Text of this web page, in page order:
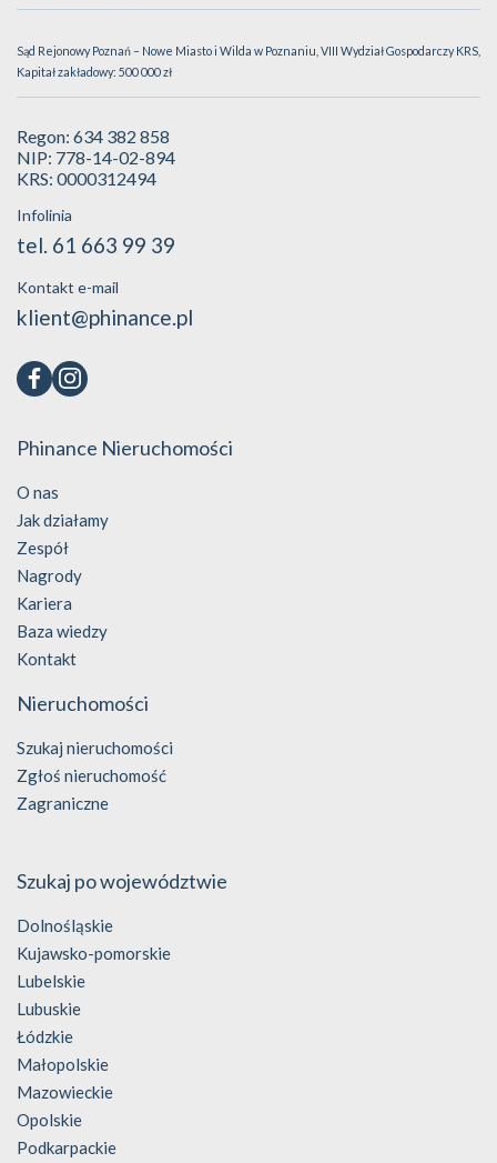
Sąd Rejonowy Poznań – Nowe Miasto i Wilda w Poznaniu, VIII Wydział Gospodarczy KRS,
Kapitał zakładowy: 500 000 zł
Regon: 634 382 858
NIP: 778-14-02-894
KRS: 0000312494
Infolinia
tel. 61 663 99 39
Kontakt e-mail
klient@phinance.pl
Phinance Nieruchomości
O nas
Jak działamy
Zespół
Nagrody
Kariera
Baza wiedzy
Kontakt
Nieruchomości
Szukaj nieruchomości
Zgłoś nieruchomość
Zagraniczne
Szukaj po województwie
Dolnośląskie
Kujawsko-pomorskie
Lubelskie
Lubuskie
Łódzkie
Małopolskie
Mazowieckie
Opolskie
Podkarpackie